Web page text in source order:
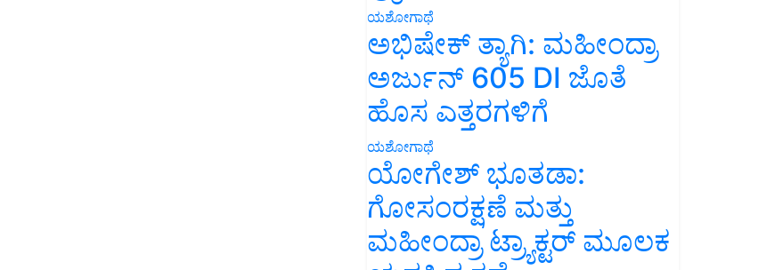
ಯಶೋಗಾಥೆ
ಅಭಿಷೇಕ್ ತ್ಯಾಗಿ: ಮಹೀಂದ್ರಾ
ಅರ್ಜುನ್ 605 DI ಜೊತೆ
ಹೊಸ ಎತ್ತರಗಳಿಗೆ
ಯಶೋಗಾಥೆ
ಯೋಗೇಶ್ ಭೂತಡಾ:
ಗೋಸಂರಕ್ಷಣೆ ಮತ್ತು
ಮಹೀಂದ್ರಾ ಟ್ರ್ಯಾಕ್ಟರ್ ಮೂಲಕ